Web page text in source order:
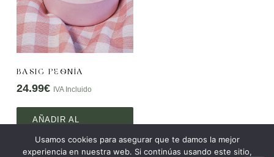
BASIC PEONÍA
24.99€ IVA Incluido
AÑADIR AL
Usamos cookies para asegurar que te damos la mejor
experiencia en nuestra web. Si continúas usando este sitio,